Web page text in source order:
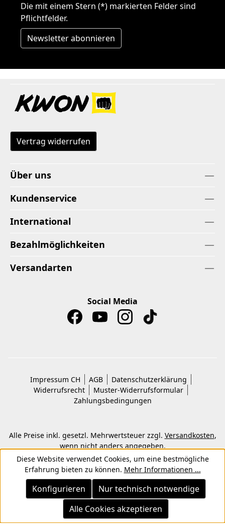
Die mit einem Stern (*) markierten Felder sind
Pflichtfelder.
Newsletter abonnieren
Vertrag widerrufen
Über uns
Kundenservice
International
Bezahlmöglichkeiten
Versandarten
Social Media
Impressum CH AGB
Datenschutzerklärung
Widerrufsrecht
Muster-Widerrufsformular
Zahlungsbedingungen
Alle Preise inkl. gesetzl. Mehrwertsteuer zzgl. Versandkosten,
wenn nicht anders angegeben.
© 2026 Copyright © Kwon KG. Alle Rechte vorbehalten.
Diese Website verwendet Cookies, um eine bestmögliche
Erfahrung bieten zu können. Mehr Informationen ...
Nur technisch notwendige
Konfigurieren
Alle Cookies akzeptieren